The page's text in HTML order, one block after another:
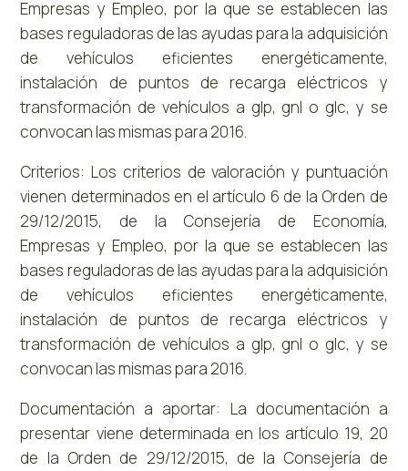
Empresas y Empleo, por la que se establecen las
bases reguladoras de las ayudas para la adquisición
de vehículos eficientes energéticamente,
instalación de puntos de recarga eléctricos y
transformación de vehículos a glp, gnl o glc, y se
convocan las mismas para 2016.
Criterios: Los criterios de valoración y puntuación
vienen determinados en el artículo 6 de la Orden de
29/12/2015, de la Consejería de Economía,
Empresas y Empleo, por la que se establecen las
bases reguladoras de las ayudas para la adquisición
de vehículos eficientes energéticamente,
instalación de puntos de recarga eléctricos y
transformación de vehículos a glp, gnl o glc, y se
convocan las mismas para 2016.
Documentación a aportar: La documentación a
presentar viene determinada en los artículo 19, 20
de la Orden de 29/12/2015, de la Consejería de